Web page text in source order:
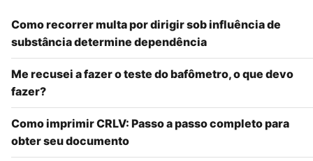
Como recorrer multa por dirigir sob influência de
substância determine dependência
Me recusei a fazer o teste do bafômetro, o que devo
fazer?
Como imprimir CRLV: Passo a passo completo para
obter seu documento